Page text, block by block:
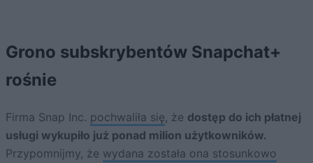
Grono subskrybentów Snapchat+
rośnie
Firma Snap Inc. pochwaliła się, że dostęp do ich płatnej
usługi wykupiło już ponad milion użytkowników.
Przypomnijmy, że wydana została ona stosunkowo